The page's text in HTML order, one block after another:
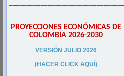
PROYECCIONES ECONÓMICAS DE
COLOMBIA 2026-2030
VERSIÓN JULIO 2026
(HACER CLICK AQUÍ)